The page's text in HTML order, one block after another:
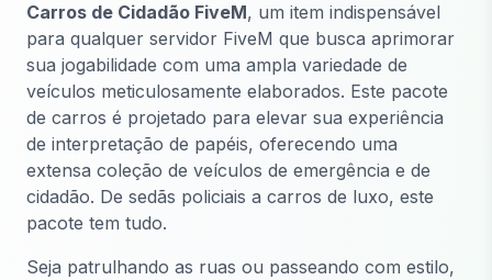
Carros de Cidadão FiveM, um item indispensável
para qualquer servidor FiveM que busca aprimorar
sua jogabilidade com uma ampla variedade de
veículos meticulosamente elaborados. Este pacote
de carros é projetado para elevar sua experiência
de interpretação de papéis, oferecendo uma
extensa coleção de veículos de emergência e de
cidadão. De sedãs policiais a carros de luxo, este
pacote tem tudo.
Seja patrulhando as ruas ou passeando com estilo,